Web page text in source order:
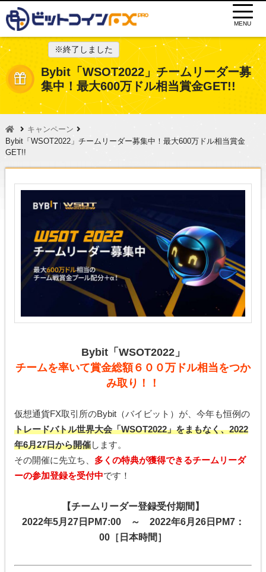
MENU
※終了しました
Bybit「WSOT2022」チームリーダー募
集中！最大600万ドル相当賞金GET!!
キャンペーン
Bybit「WSOT2022」チームリーダー募集中！最大600万ドル相当賞金
GET!!
Bybit「WSOT2022」
チームを率いて賞金総額６００万ドル相当をつか
み取り！！
仮想通貨FX取引所のBybit（バイビット）が、今年も恒例の
トレードバトル世界大会「WSOT2022」をまもなく、2022
年6月27日から開催します。
その開催に先立ち、 多くの特典が獲得できるチームリーダ
ーの参加登録を受付中です！
【チームリーダー登録受付期間】
2022年5月27日PM7:00 ～ 2022年6月26日PM7：
00［日本時間］